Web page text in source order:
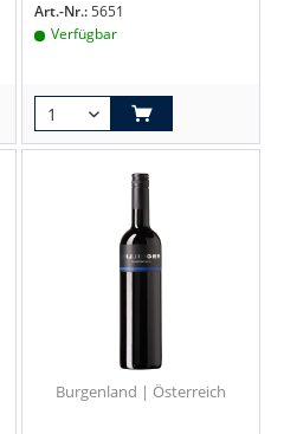
Art.-Nr.:5651
Verfügbar
Burgenland | Österreich